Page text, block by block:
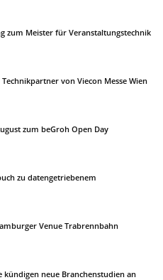
zum Meister für Veranstaltungstechnik
von Viecon Messe Wien
zum beGroh Open Day
zu datengetriebenem
Venue Trabrennbahn
kündigen neue Branchenstudien an